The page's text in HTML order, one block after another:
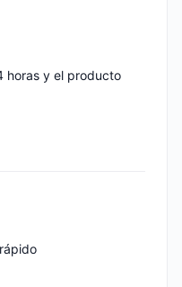
horas y el producto